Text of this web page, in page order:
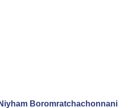
Boromratchachonnani